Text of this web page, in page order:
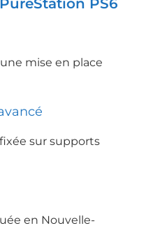
PS6
mise en place
sur supports
en Nouvelle-